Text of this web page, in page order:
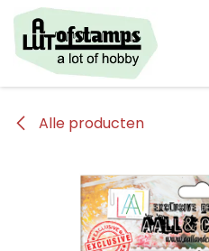
Overslaan naar inhoud
Alle producten